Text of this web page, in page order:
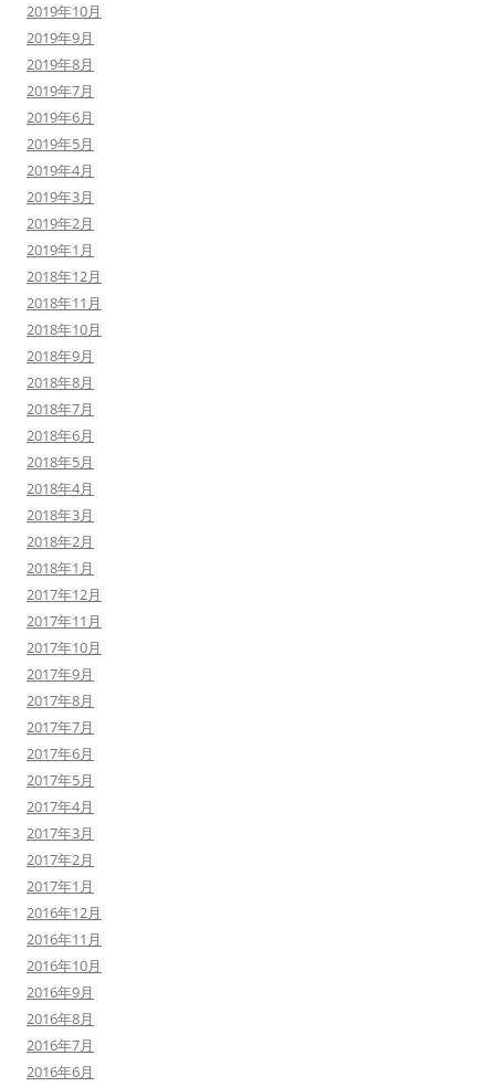
2019年10月
2019年9月
2019年8月
2019年7月
2019年6月
2019年5月
2019年4月
2019年3月
2019年2月
2019年1月
2018年12月
2018年11月
2018年10月
2018年9月
2018年8月
2018年7月
2018年6月
2018年5月
2018年4月
2018年3月
2018年2月
2018年1月
2017年12月
2017年11月
2017年10月
2017年9月
2017年8月
2017年7月
2017年6月
2017年5月
2017年4月
2017年3月
2017年2月
2017年1月
2016年12月
2016年11月
2016年10月
2016年9月
2016年8月
2016年7月
2016年6月